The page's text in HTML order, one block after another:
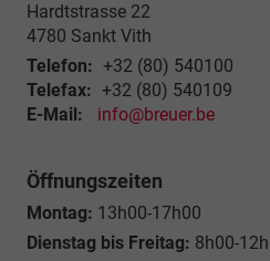
Hardtstrasse 22
4780 Sankt Vith
Telefon: +32 (80) 540100
Telefax: +32 (80) 540109
E-Mail:
info@breuer.be
Öffnungszeiten
Montag: 13h00-17h00
Dienstag bis Freitag: 8h00-